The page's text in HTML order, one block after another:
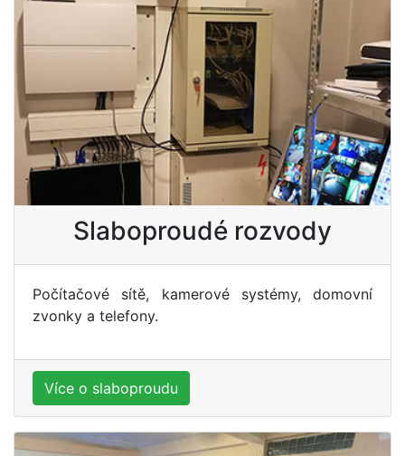
Slaboproudé rozvody
Počítačové sítě, kamerové systémy, domovní
zvonky a telefony.
Více o slaboproudu